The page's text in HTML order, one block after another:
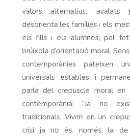
valors alternatius, avalats
desorienta les famílies i els
els fills i els alumnes, pel
brúixola d’orientació moral.
contemporànies pateixen
universals estables i
parla del crepuscle moral
contemporània: “Ja no
tradicionals. Vivim en un
crisi ja no és, només, la